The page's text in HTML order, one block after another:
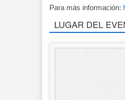
Para más información:
LUGAR DEL